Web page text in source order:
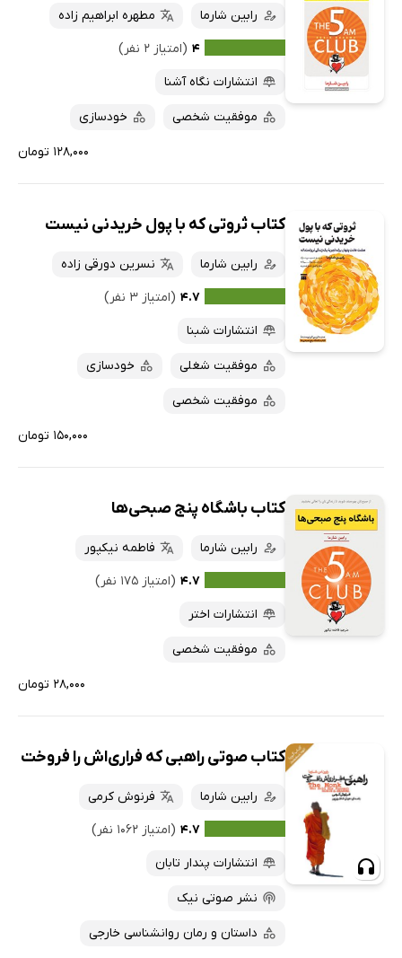
رابین شارما
مطهره ابراهیم زاده
۴ (امتیاز ۲ نفر)
انتشارات نگاه آشنا
موفقیت شخصی خودسازی
۱۲۸,۰۰۰ تومان
کتاب ثروتی که با پول خریدنی نیست
رابین شارما
نسرین دورقی زاده
۴.۷ (امتیاز ۳ نفر)
انتشارات شبنا
موفقیت شغلی خودسازی
موفقیت شخصی
۱۵۰,۰۰۰ تومان
کتاب باشگاه پنج صبحی‌ها
رابین شارما
فاطمه نیکپور
۴.۷ (امتیاز ۱۷۵ نفر)
انتشارات اختر
موفقیت شخصی
۲۸,۰۰۰ تومان
کتاب صوتی راهبی که فراری‌اش را فروخت
رابین شارما
فرنوش کرمی
۴.۷ (امتیاز ۱۰۶۲ نفر)
انتشارات پندار تابان
نشر صوتی نیک
داستان و رمان روانشناسی خارجی